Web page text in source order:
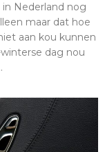
Nederland nog
maar dat hoe
aan kou kunnen
dag nou